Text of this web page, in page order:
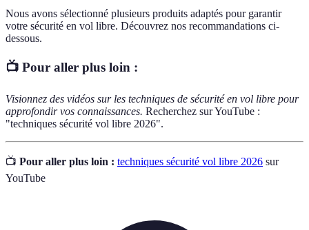
Nous avons sélectionné plusieurs produits adaptés pour garantir
votre sécurité en vol libre. Découvrez nos recommandations ci-
dessous.
📺 Pour aller plus loin :
Visionnez des vidéos sur les techniques de sécurité en vol libre pour
approfondir vos connaissances. Recherchez sur YouTube :
"techniques sécurité vol libre 2026".
📺 Pour aller plus loin : techniques sécurité vol libre 2026 sur
YouTube